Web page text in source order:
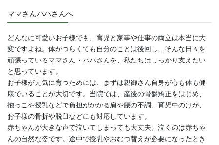
ママさんパパさんへ
どんなに可愛いお子様でも、育児と家事や仕事の両立は本当に大
変ですよね。体がつらくても自分のことは後回し…そんな日々を
頑張っているママさん・パパさんを、私たちはしっかり支えたい
と思っています。
お子様が元気に育つためには、まずは親御さん自身が心も体も健
康でいることが大切です。当院では、産後の骨盤矯正をはじめ、
抱っこや授乳などで負担がかかる肩や腰の不調、育児中のけが、
お子様の骨折や脱臼などにも対応しています。
赤ちゃんが大きな声で泣いてしまっても大丈夫。泣くのは赤ちゃ
んの自然な姿です。途中で授乳やおむつ替えが必要になったとき